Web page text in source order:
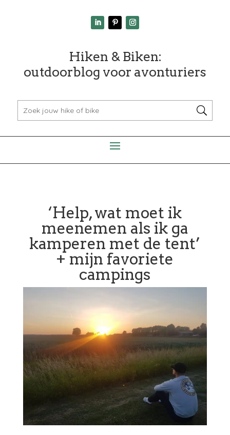
Hiken & Biken:
outdoorblog voor avonturiers
‘Help, wat moet ik
meenemen als ik ga
kamperen met de tent’
+ mijn favoriete
campings